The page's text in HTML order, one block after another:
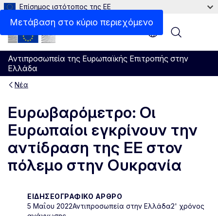
Μετάβαση στο κύριο περιεχόμενο
Επίσημος ιστότοπος της ΕΕ
Αντιπροσωπεία της Ευρωπαϊκής Επιτροπής στην
Ελλάδα
Menu
Νέα
Ευρωβαρόμετρο: Οι
Ευρωπαίοι εγκρίνουν την
αντίδραση της ΕΕ στον
πόλεμο στην Ουκρανία
ΕΙΔΗΣΕΟΓΡΑΦΙΚΌ ΆΡΘΡΟ
5 Μαΐου 2022Αντιπροσωπεία στην Ελλάδα2' χρόνος